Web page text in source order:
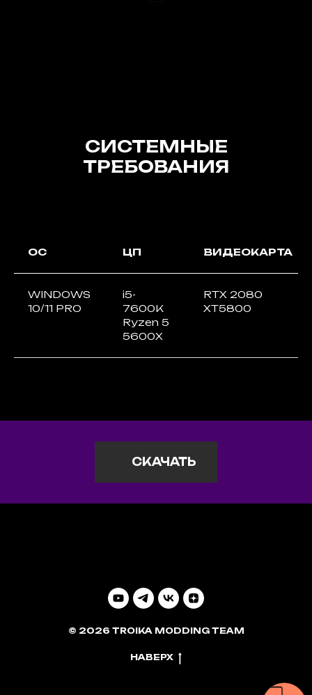
СИСТЕМНЫЕ
ТРЕБОВАНИЯ
ОС ЦП ВИДЕОКАРТА
WINDOWS
10/11 PRO
i5-
7600K
Ryzen 5
5600X
RTX 2080
XT5800
СКАЧАТЬ
© 2026 TROIKA MODDING TEAM
НАВЕРХ